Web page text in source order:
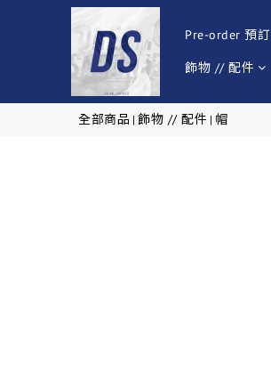
Pre-order 預訂
飾物 // 配件
全部商品 | 飾物 // 配件 | 帽